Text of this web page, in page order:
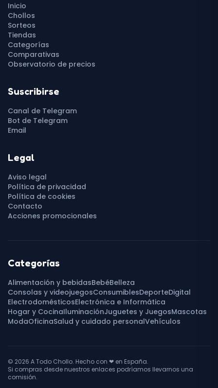
Inicio
Chollos
Sorteos
Tiendas
Categorías
Comparativas
Observatorio de precios
Suscribirse
Canal de Telegram
Bot de Telegram
Email
Legal
Aviso legal
Política de privacidad
Política de cookies
Contacto
Acciones promocionales
Categorías
Alimentación y bebidasBebéBelleza
Consolas y videojuegosConsumiblesDeporteDigital
ElectrodomésticosElectrónica e Informática
Hogar y CocinaIluminaciónJuguetes y JuegosMascotas
ModaOficinaSalud y cuidado personalVehículos
© 2026 A Todo Chollo. Hecho con ❤ en España.
Si compras desde nuestros enlaces podríamos llevarnos una
comisión.